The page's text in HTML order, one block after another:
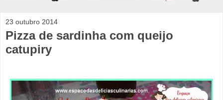
23 outubro 2014
Pizza de sardinha com queijo
catupiry